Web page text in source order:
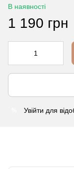
В наявності
1 190 грн
Увійти для